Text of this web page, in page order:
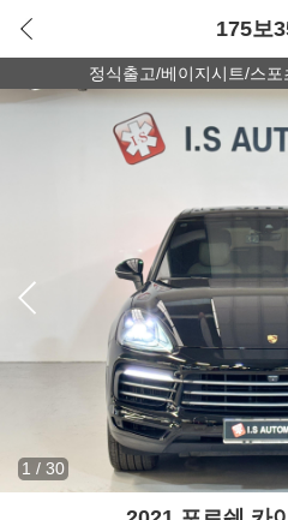
175보
정식출고/베이지시트/스
1 / 30